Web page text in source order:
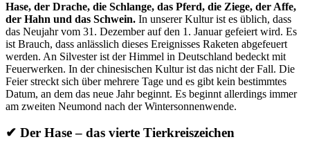
Hase, der Drache, die Schlange, das Pferd, die Ziege, der Affe,
der Hahn und das Schwein. In unserer Kultur ist es üblich, dass
das Neujahr vom 31. Dezember auf den 1. Januar gefeiert wird. Es
ist Brauch, dass anlässlich dieses Ereignisses Raketen abgefeuert
werden. An Silvester ist der Himmel in Deutschland bedeckt mit
Feuerwerken. In der chinesischen Kultur ist das nicht der Fall. Die
Feier streckt sich über mehrere Tage und es gibt kein bestimmtes
Datum, an dem das neue Jahr beginnt. Es beginnt allerdings immer
am zweiten Neumond nach der Wintersonnenwende.
✔ Der Hase – das vierte Tierkreiszeichen